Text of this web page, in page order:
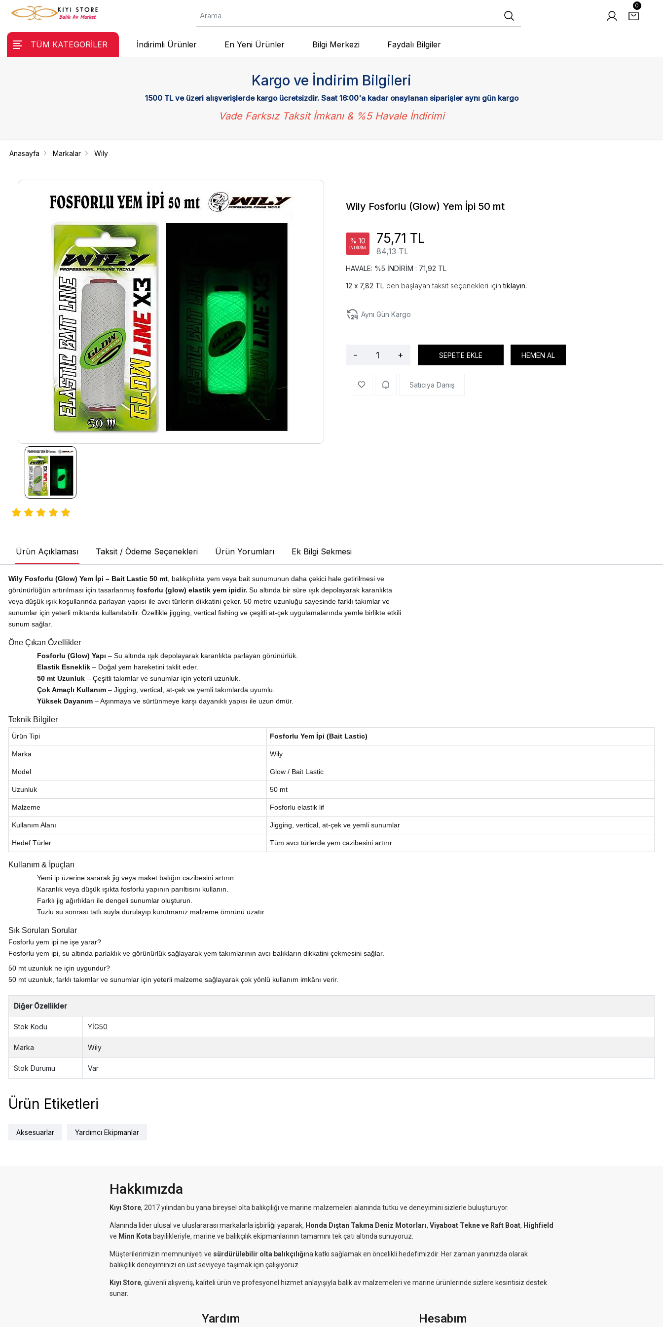
0
TÜM KATEGORİLER İndirimli Ürünler En Yeni Ürünler Bilgi Merkezi Faydalı Bilgiler
Kargo ve İndirim Bilgileri
1500 TL ve üzeri alışverişlerde kargo ücretsizdir. Saat 16:00'a kadar onaylanan siparişler aynı gün kargo
Vade Farksız Taksit İmkanı & %5 Havale İndirimi
Anasayfa Markalar Wily
Wily Fosforlu (Glow) Yem İpi 50 mt
% 10
İNDİRİM 84,13 TL
75,71 TL
HAVALE: %5 İNDİRİM : 71,92 TL
7,82 TL'den başlayan taksit seçenekleri içintıklayın.
Aynı Gün Kargo
- + SEPETE EKLE HEMEN AL
Satıcıya Danış
Ürün Açıklaması Taksit / Ödeme Seçenekleri Ürün Yorumları Ek Bilgi Sekmesi
Wily Fosforlu (Glow) Yem İpi – Bait Lastic 50 mt, balıkçılıkta yem veya bait sunumunun daha çekici hale getirilmesi ve
görünürlüğün artırılması için tasarlanmış fosforlu (glow) elastik yem ipidir. Su altında bir süre ışık depolayarak karanlıkta
veya düşük ışık koşullarında parlayan yapısı ile avcı türlerin dikkatini çeker. 50 metre uzunluğu sayesinde farklı takımlar ve
sunumlar için yeterli miktarda kullanılabilir. Özellikle jigging, vertical fishing ve çeşitli at-çek uygulamalarında yemle birlikte etkili
sunum sağlar.
Öne Çıkan Özellikler
Fosforlu (Glow) Yapı – Su altında ışık depolayarak karanlıkta parlayan görünürlük.
Elastik Esneklik– Doğal yem hareketini taklit eder.
50 mt Uzunluk– Çeşitli takımlar ve sunumlar için yeterli uzunluk.
Çok Amaçlı Kullanım– Jigging, vertical, at-çek ve yemli takımlarda uyumlu.
Yüksek Dayanım– Aşınmaya ve sürtünmeye karşı dayanıklı yapısı ile uzun ömür.
Teknik Bilgiler
Ürün Tipi Fosforlu Yem İpi (Bait Lastic)
Marka Wily
Model Glow / Bait Lastic
Uzunluk 50 mt
Malzeme Fosforlu elastik lif
Kullanım Alanı Jigging, vertical, at-çek ve yemli sunumlar
Hedef Türler Tüm avcı türlerde yem cazibesini artırır
Kullanım & İpuçları
Yemi ip üzerine sararak jig veya maket balığın cazibesini artırın.
Karanlık veya düşük ışıkta fosforlu yapının parıltısını kullanın.
Farklı jig ağırlıkları ile dengeli sunumlar oluşturun.
Tuzlu su sonrası tatlı suyla durulayıp kurutmanız malzeme ömrünü uzatır.
Sık Sorulan Sorular
Fosforlu yem ipi ne işe yarar?
Fosforlu yem ipi, su altında parlaklık ve görünürlük sağlayarak yem takımlarının avcı balıkların dikkatini çekmesini sağlar.
50 mt uzunluk ne için uygundur?
50 mt uzunluk, farklı takımlar ve sunumlar için yeterli malzeme sağlayarak çok yönlü kullanım imkânı verir.
Diğer Özellikler
Stok Kodu YİG50
Marka Wily
Stok Durumu Var
Ürün Etiketleri
Aksesuarlar Yardımcı Ekipmanlar
Hakkımızda
Kıyı Store, 2017 yılından bu yana bireysel olta balıkçılığı ve marine malzemeleri alanında tutku ve deneyimini sizlerle buluşturuyor.
Alanında lider ulusal ve uluslararası markalarla işbirliği yaparak, Honda Dıştan Takma Deniz Motorları, Viyaboat Tekne ve Raft Boat, Highfield
ve Minn Kota bayilikleriyle, marine ve balıkçılık ekipmanlarının tamamını tek çatı altında sunuyoruz.
Müşterilerimizin memnuniyeti ve sürdürülebilir olta balıkçılığına katkı sağlamak en öncelikli hedefimizdir. Her zaman yanınızda olarak
balıkçılık deneyiminizi en üst seviyeye taşımak için çalışıyoruz.
Kıyı Store, güvenli alışveriş, kaliteli ürün ve profesyonel hizmet anlayışıyla balık av malzemeleri ve marine ürünlerinde sizlere kesintisiz destek
sunar.
Yardım Hesabım